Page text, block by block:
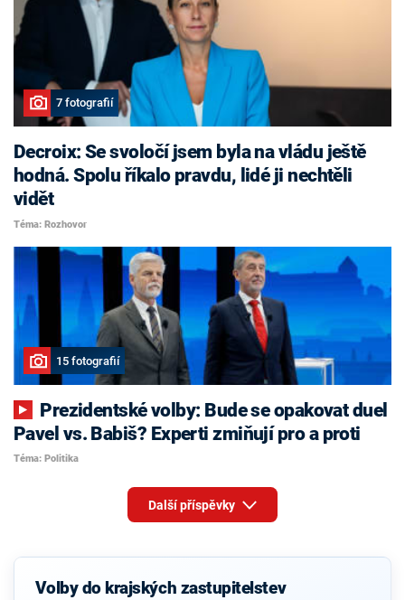
7 fotografií
Decroix: Se svoločí jsem byla na vládu ještě
hodná. Spolu říkalo pravdu, lidé ji nechtěli
vidět
Téma: Rozhovor
15 fotografií
Pavel vs. Babiš? Experti zmiňují pro a proti
Téma: Politika
Další příspěvky
Volby do krajských zastupitelstev